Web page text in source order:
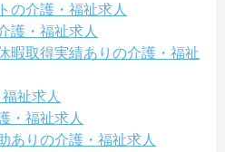
の介護・福祉求人
護・福祉求人
暇取得実績ありの介護・福祉
祉求人
・福祉求人
ありの介護・福祉求人